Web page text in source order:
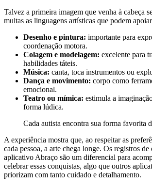
Talvez a primeira imagem que venha à cabeça
muitas as linguagens artísticas que podem
Desenho e pintura: importante para
coordenação motora.
Colagem e modelagem: excelente para
habilidades táteis.
Música: canta, toca instrumentos ou
Dança e movimento: corpo como
emocional.
Teatro ou mímica: estimula a
forma lúdica.
Cada autista encontra sua forma favorita
A experiência mostra que, ao respeitar as
cada pessoa, a arte chega longe. Os registros
aplicativo Abraço são um diferencial para
celebrar essas conquistas, algo que outros
priorizam com tanto cuidado e detalhamento.